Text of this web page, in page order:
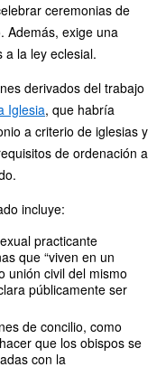
ceremonias de
Además, exige una
a la ley eclesial.
derivados del trabajo
Iglesia, que habría
a criterio de iglesias y
de ordenación a
incluye:
practicante
que “viven en un
unión civil del mismo
públicamente ser
de concilio, como
que los obispos se
con la